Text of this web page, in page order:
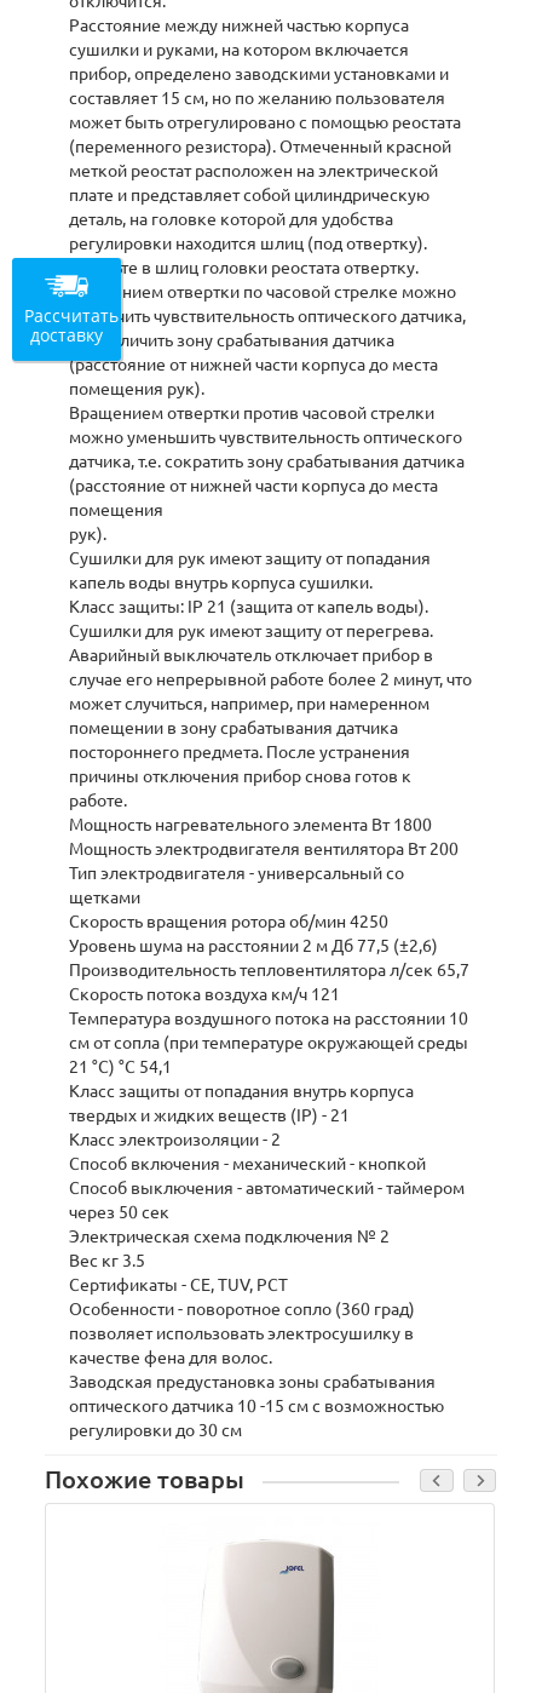
Расстояние между нижней частью корпуса
сушилки и руками, на котором включается
прибор, определено заводскими установками и
составляет 15 см, но по желанию пользователя
может быть отрегулировано с помощью реостата
(переменного резистора). Отмеченный красной
меткой реостат расположен на электрической
плате и представляет собой цилиндрическую
деталь, на головке которой для удобства
регулировки находится шлиц (под отвертку).
Вставьте в шлиц головки реостата отвертку.
Вращением отвертки по часовой стрелке можно
увеличить чувствительность оптического датчика,
т.е.увеличить зону срабатывания датчика
(расстояние от нижней части корпуса до места
помещения рук).
Вращением отвертки против часовой стрелки
можно уменьшить чувствительность оптического
датчика, т.е. сократить зону срабатывания датчика
(расстояние от нижней части корпуса до места
помещения
рук).
Сушилки для рук имеют защиту от попадания
капель воды внутрь корпуса сушилки.
Класс защиты: IP 21 (защита от капель воды).
Сушилки для рук имеют защиту от перегрева.
Аварийный выключатель отключает прибор в
случае его непрерывной работе более 2 минут, что
может случиться, например, при намеренном
помещении в зону срабатывания датчика
постороннего предмета. После устранения
причины отключения прибор снова готов к
работе.
Мощность нагревательного элемента Вт 1800
Мощность электродвигателя вентилятора Вт 200
Тип электродвигателя - универсальный со
щетками
Скорость вращения ротора об/мин 4250
Уровень шума на расстоянии 2 м Дб 77,5 (±2,6)
Производительность тепловентилятора л/сек 65,7
Скорость потока воздуха км/ч 121
Температура воздушного потока на расстоянии 10
см от сопла (при температуре окружающей среды
21 °С) °С 54,1
Класс защиты от попадания внутрь корпуса
твердых и жидких веществ (IP) - 21
Класс электроизоляции - 2
Способ включения - механический - кнопкой
Способ выключения - автоматический - таймером
через 50 сек
Электрическая схема подключения № 2
Вес кг 3.5
Сертификаты - СЕ, TUV, PCT
Особенности - поворотное сопло (360 град)
позволяет использовать электросушилку в
качестве фена для волос.
Заводская предустановка зоны срабатывания
оптического датчика 10 -15 см с возможностью
регулировки до 30 см
Похожие товары
Рассчитать
доставку